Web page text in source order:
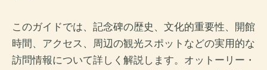
このガイドでは、記念碑の歴史、文化的重要性、開館
時間、アクセス、周辺の観光スポットなどの実用的な
訪問情報について詳しく解説します。オットーリー・